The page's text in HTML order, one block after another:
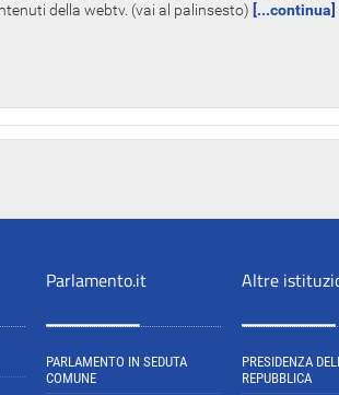
della webtv. (vai al palinsesto) [...continua]
Parlamento.it
PARLAMENTO IN SEDUTA
COMUNE
Altre
PRESIDENZA
REPUBBLICA